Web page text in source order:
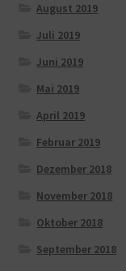
August 2019
Juli 2019
Juni 2019
Mai 2019
April 2019
Februar 2019
Dezember 2018
November 2018
Oktober 2018
September 2018